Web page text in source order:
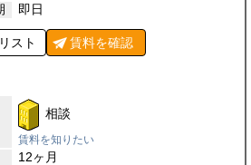
即日
スト 賃料を確認
相談
賃料を知りたい
12ヶ月